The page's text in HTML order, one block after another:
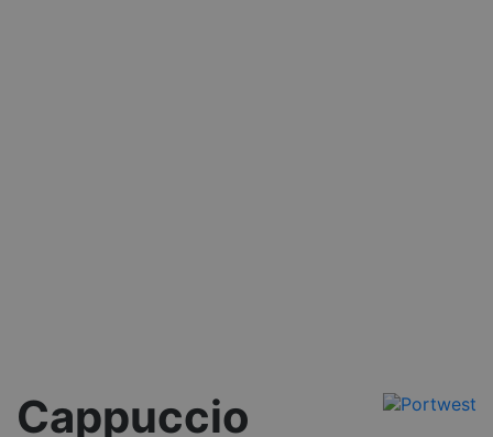
Cappuccio